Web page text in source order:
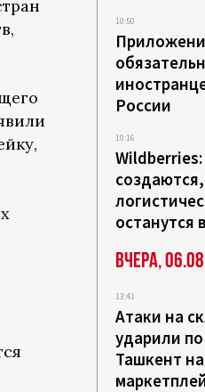
10:50
России
10:16
останутся
Вчера,
13:41
Атаки на
ударили
Ташкент